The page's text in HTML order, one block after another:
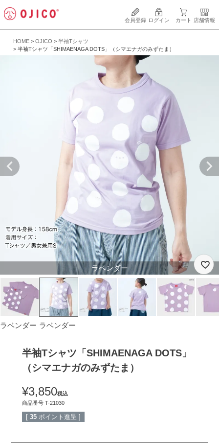
会員登録 ログイン カート 店舗情報
HOME OJICO
半袖Tシャツ
半袖Tシャツ「SHIMAENAGA DOTS」（シマエナガのみずたま）
ラベンダー
ラベンダー ラベンダー
半袖Tシャツ「SHIMAENAGA DOTS」
（シマエナガのみずたま）
¥3,850税込
商品番号 T-21030
[ 35 ポイント進呈 ]